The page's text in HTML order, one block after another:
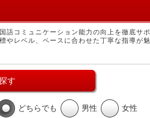
語コミュニケーション能力の向上を徹底サポ
やレベル、ペースに合わせた丁寧な指導が魅
す
どちらでも 男性 女性